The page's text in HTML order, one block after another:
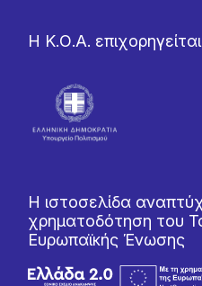
Η Κ.Ο.Α.
Η ιστοσελίδα
χρηματοδότηση του
Ευρωπαϊκής Ένωσης